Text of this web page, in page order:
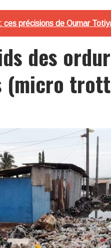
ces précisions de Oumar
des
(micro